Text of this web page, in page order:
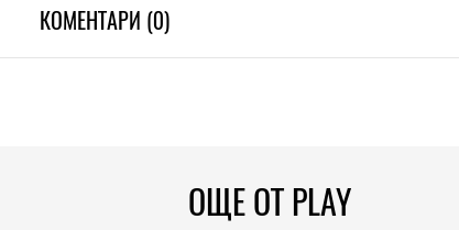
КОМЕНТАРИ (0)
ОЩЕ ОТ PLAY